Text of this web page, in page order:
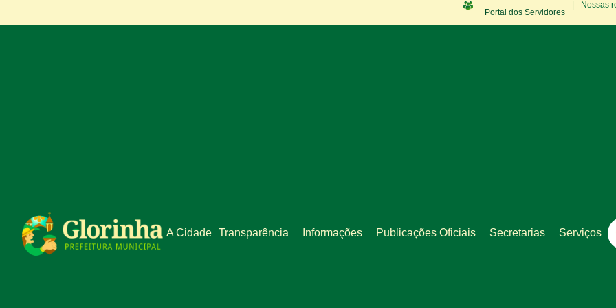
Portal dos Servidores
Nossas
A Cidade Transparência Informações Publicações Oficiais Secretarias Serviços